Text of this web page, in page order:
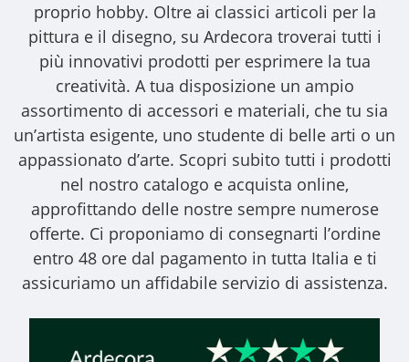
proprio hobby. Oltre ai classici articoli per la
pittura e il disegno, su Ardecora troverai tutti i
più innovativi prodotti per esprimere la tua
creatività. A tua disposizione un ampio
assortimento di accessori e materiali, che tu sia
un’artista esigente, uno studente di belle arti o un
appassionato d’arte. Scopri subito tutti i prodotti
nel nostro catalogo e acquista online,
approfittando delle nostre sempre numerose
offerte. Ci proponiamo di consegnarti l’ordine
entro 48 ore dal pagamento in tutta Italia e ti
assicuriamo un affidabile servizio di assistenza.